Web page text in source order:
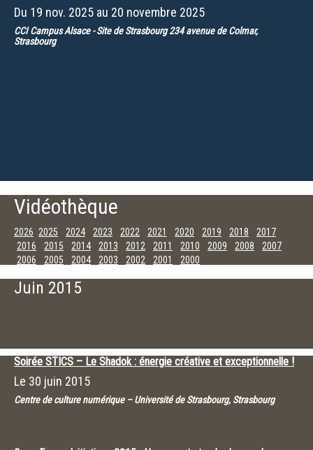
Du 19 nov. 2025 au 20 novembre 2025
CCI Campus Alsace - Site de Strasbourg 234 avenue de Colmar,
Strasbourg
Vidéothèque
2026 2025 2024 2023 2022 2021 2020 2019 2018
2017
2016
2015 2014 2013 2012 2011 2010 2009 2008
2007
2006
2005 2004 2003 2002 2001
2000
Mars
Février Janvier
Juin 2015
Soirée STICS – Le Shadok : énergie créative et exceptionnelle !
Le 30 juin 2015
Centre de culture numérique – Université de Strasbourg, Strasbourg